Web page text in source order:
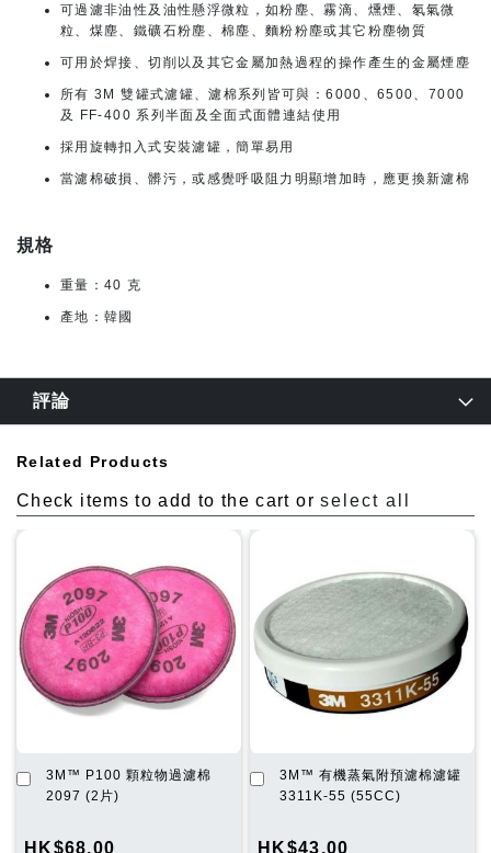
可過濾非油性及油性懸浮微粒，如粉塵、霧滴、燻煙、氡氣微
粒、煤塵、鐵礦石粉塵、棉塵、麵粉粉塵或其它粉塵物質
可用於焊接、切削以及其它金屬加熱過程的操作產生的金屬煙塵
所有 3M 雙罐式濾罐、濾棉系列皆可與：6000、6500、7000
及 FF-400 系列半面及全面式面體連結使用
採用旋轉扣入式安裝濾罐，簡單易用
當濾棉破損、髒污，或感覺呼吸阻力明顯增加時，應更換新濾棉
規格
重量：40 克
產地：韓國
評論
Related Products
Check items to add to the cart orselect all
3M™ P100 顆粒物過濾棉
2097 (2片)
HK$68.00
加
入
3M™ 有機蒸氣附預濾棉濾罐
3311K-55 (55CC)
HK$43.00
加
入